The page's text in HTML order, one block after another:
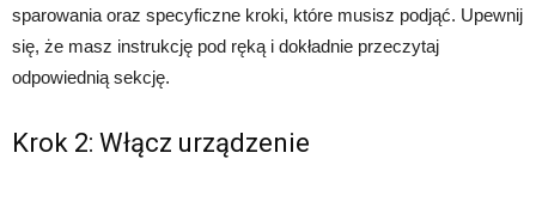
sparowania oraz specyficzne kroki, które musisz podjąć. Upewnij
się, że masz instrukcję pod ręką i dokładnie przeczytaj
odpowiednią sekcję.
Krok 2: Włącz urządzenie